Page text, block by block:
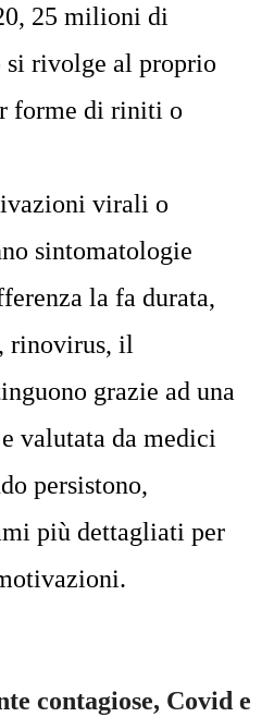
25 milioni di
si rivolge al proprio
forme di riniti o
virali o
sintomatologie
la fa durata,
rinovirus, il
grazie ad una
valutata da medici
persistono,
più dettagliati per
contagiose, Covid e